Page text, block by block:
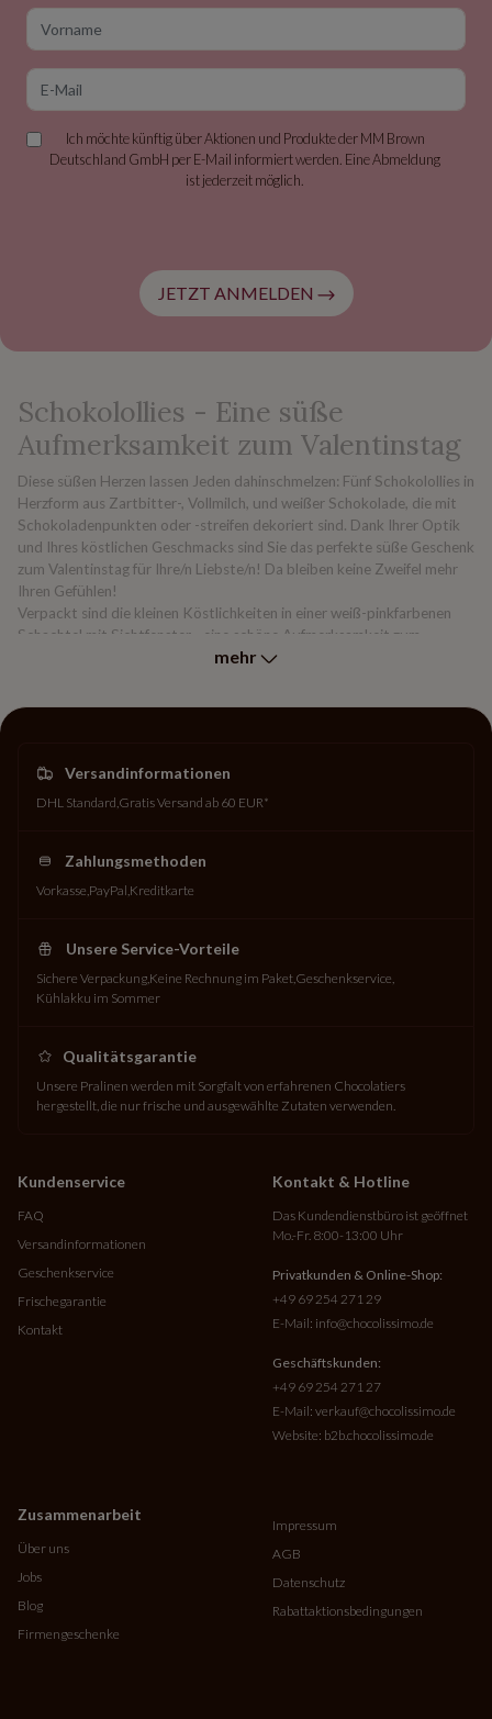
Ich möchte künftig über Aktionen und Produkte der MM Brown
Deutschland GmbH per E-Mail informiert werden. Eine Abmeldung
ist jederzeit möglich.
JETZT ANMELDEN
Schokolollies - Eine süße
Aufmerksamkeit zum Valentinstag
Diese süßen Herzen lassen Jeden dahinschmelzen: Fünf Schokolollies in
Herzform aus Zartbitter-, Vollmilch, und weißer Schokolade, die mit
Schokoladenpunkten oder -streifen dekoriert sind. Dank Ihrer Optik
und Ihres köstlichen Geschmacks sind Sie das perfekte süße Geschenk
zum Valentinstag für Ihre/n Liebste/n! Da bleiben keine Zweifel mehr
Ihren Gefühlen!
Verpackt sind die kleinen Köstlichkeiten in einer weiß-pinkfarbenen
Schachtel mit Sichtfenster - eine schöne Aufmerksamkeit zum
mehr
Versandinformationen
DHL Standard Gratis Versand ab 60 EUR*
Zahlungsmethoden
Vorkasse PayPal Kreditkarte
Unsere Service-Vorteile
Sichere Verpackung Keine Rechnung im Paket Geschenkservice
Kühlakku im Sommer
Qualitätsgarantie
Unsere Pralinen werden mit Sorgfalt von erfahrenen Chocolatiers
hergestellt, die nur frische und ausgewählte Zutaten verwenden.
Kundenservice
FAQ
Versandinformationen
Geschenkservice
Frischegarantie
Kontakt
Zusammenarbeit
Über uns
Jobs
Blog
Firmengeschenke
Kontakt & Hotline
Das Kundendienstbüro ist geöffnet
Mo.-Fr. 8:00-13:00 Uhr
Privatkunden & Online-Shop:
+49 69 254 271 29
E-Mail: info@chocolissimo.de
Geschäftskunden:
+49 69 254 271 27
E-Mail: verkauf@chocolissimo.de
Website: b2b.chocolissimo.de
Impressum
AGB
Datenschutz
Rabattaktionsbedingungen